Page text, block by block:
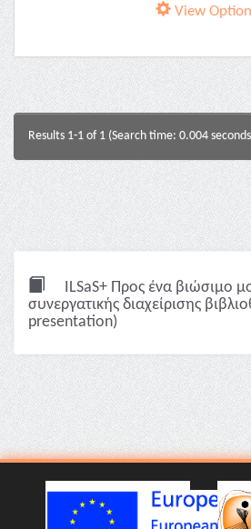
View Option
Results 1-1 of 1 (Search time: 0.004
ILSaS+ Προς ένα βιώσιμο
συνεργατικής διαχείρισης
presentation)